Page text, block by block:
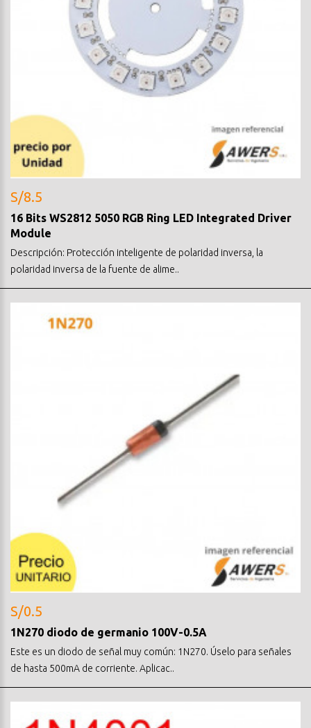
S/8.5
16 Bits WS2812 5050 RGB Ring LED Integrated Driver
Module
Descripción: Protección inteligente de polaridad inversa, la
polaridad inversa de la fuente de alime..
S/0.5
1N270 diodo de germanio 100V-0.5A
Este es un diodo de señal muy común: 1N270. Úselo para señales
de hasta 500mA de corriente. Aplicac..